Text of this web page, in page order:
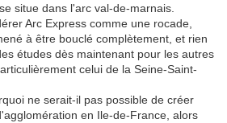
situe dans l'arc val-de-marnais.
Arc Express comme une rocade,
à être bouclé complètement, et rien
études dès maintenant pour les autres
celui de la Seine-Saint-
ne serait-il pas possible de créer
en Ile-de-France, alors